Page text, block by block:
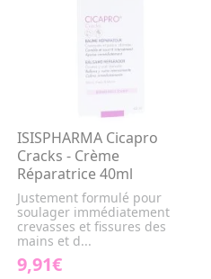
ISISPHARMA Cicapro
Cracks - Crème
Réparatrice 40ml
Justement formulé pour
soulager immédiatement
crevasses et fissures des
mains et d...
9,91€